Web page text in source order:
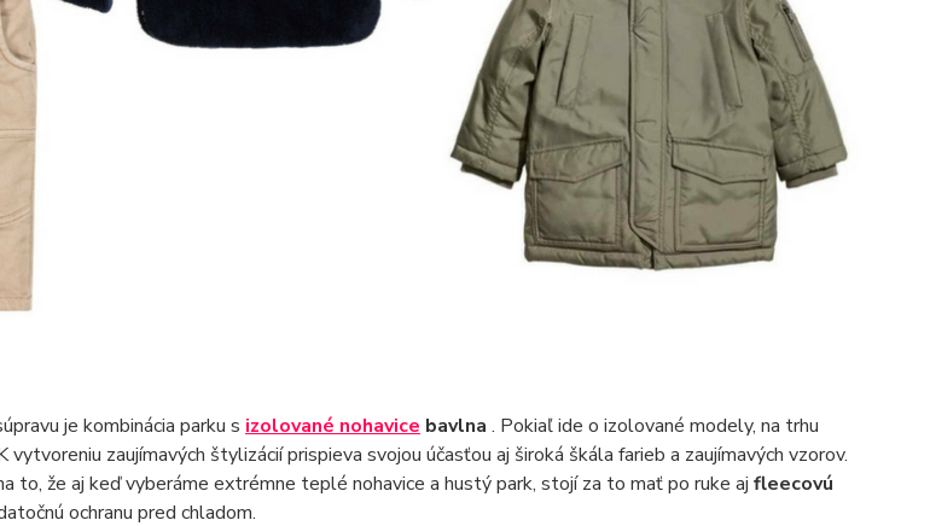
je kombinácia parku s izolované nohavice bavlna . Pokiaľ ide o izolované modely, na trhu
zaujímavých štylizácií prispieva svojou účasťou aj široká škála farieb a zaujímavých vzorov.
to, že aj keď vyberáme extrémne teplé nohavice a hustý park, stojí za to mať po ruke aj fleecovú
ochranu pred chladom.